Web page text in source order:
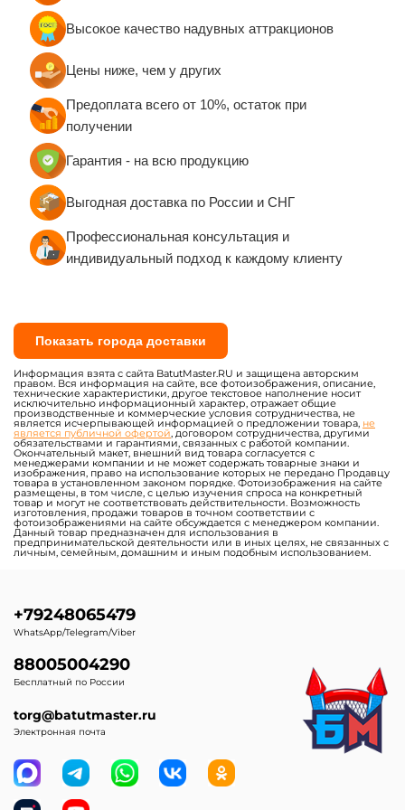
Руководства по эксплуатации и техническому
Санитарно-эпидемиологические заключения
(СЭЗ)
Вся продукция изготавливается по ГОСТу с
обеспечением 100% постановки на учёт в
Гостехнадзоре.
Высокое качество надувных аттракционов
Цены ниже, чем у других
Предоплата всего от 10%, остаток при
получении
Гарантия - на всю продукцию
Выгодная доставка по России и СНГ
Профессиональная консультация и
индивидуальный подход к каждому клиенту
Показать города доставки
Информация взята с сайта BatutMaster.RU и защищена авторским
правом. Вся информация на сайте, все фотоизображения, описание,
технические характеристики, другое текстовое наполнение носит
исключительно информационный характер, отражает общие
производственные и коммерческие условия сотрудничества, не
является исчерпывающей информацией о предложении товара, не
является публичной офертой, договором сотрудничества, другими
обязательствами и гарантиями, связанных с работой компании.
Окончательный макет, внешний вид товара согласуется с
менеджерами компании и не может содержать товарные знаки и
изображения, право на использование которых не передано Продавцу
товара в установленном законом порядке. Фотоизображения на сайте
размещены, в том числе, с целью изучения спроса на конкретный
товар и могут не соответствовать действительности. Возможность
изготовления, продажи товаров в точном соответствии с
фотоизображениями на сайте обсуждается с менеджером компании.
Данный товар предназначен для использования в
предпринимательской деятельности или в иных целях, не связанных с
личным, семейным, домашним и иным подобным использованием.
+79248065479
WhatsApp/Telegram/Viber
88005004290
Бесплатный по России
torg@batutmaster.ru
Электронная почта